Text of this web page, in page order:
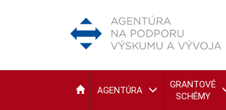
AGENTÚRA
GRANTOVÉ
SCHÉMY